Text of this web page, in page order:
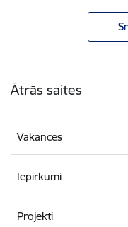
Ātrās saites
Vakances
Iepirkumi
Projekti